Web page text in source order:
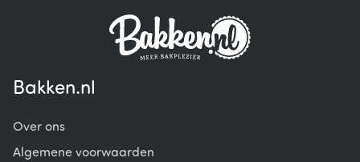
Bakken.nl
Over ons
Algemene voorwaarden